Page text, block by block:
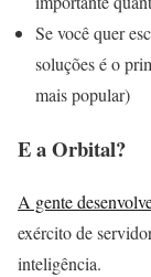
Se você quer
soluções é o
mais popular)
E a Orbital?
A gente
exército de
inteligência.